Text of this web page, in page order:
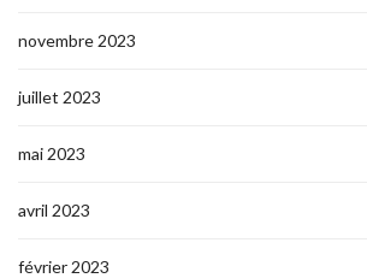
novembre 2023
juillet 2023
mai 2023
avril 2023
février 2023